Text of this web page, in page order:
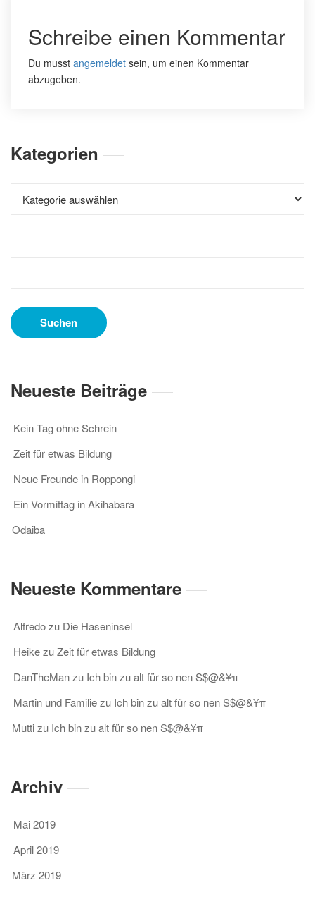
Schreibe einen Kommentar
Du musst angemeldet sein, um einen Kommentar
abzugeben.
Kategorien
Neueste Beiträge
Kein Tag ohne Schrein
Zeit für etwas Bildung
Neue Freunde in Roppongi
Ein Vormittag in Akihabara
Odaiba
Neueste Kommentare
Alfredozu Die Haseninsel
HeikezuZeit für etwas Bildung
DanTheManzu Ich bin zu alt für so nen S$@&¥π
Martin und Familiezu Ich bin zu alt für so nen S$@&¥π
Muttizu Ich bin zu alt für so nen S$@&¥π
Archiv
Mai 2019
April 2019
März 2019